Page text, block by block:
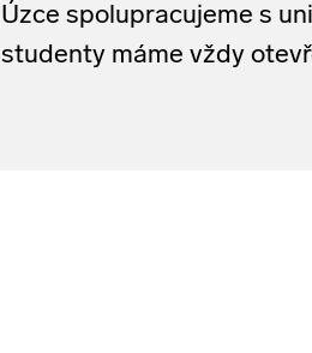
Úzce spolupracujeme s
studenty máme vždy